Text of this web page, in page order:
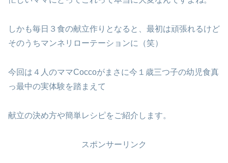
しかも毎日３食の献立作りとなると、最初は頑張れるけど
そのうちマンネリローテーションに（笑）
今回は４人のママCoccoがまさに今１歳三つ子の幼児食真
っ最中の実体験を踏まえて
献立の決め方や簡単レシピをご紹介します。
スポンサーリンク